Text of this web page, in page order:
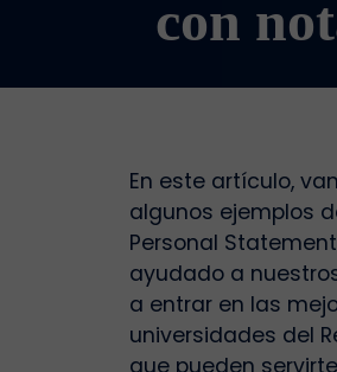
con
En este artículo,
algunos ejemplos
Personal
ayudado a
a entrar en las
universidades del
que pueden